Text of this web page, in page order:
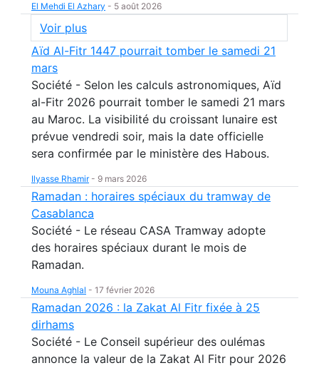
El Mehdi El Azhary - 5 août 2026
Voir plus
Aïd Al-Fitr 1447 pourrait tomber le samedi 21
mars
Société - Selon les calculs astronomiques, Aïd
al-Fitr 2026 pourrait tomber le samedi 21 mars
au Maroc. La visibilité du croissant lunaire est
prévue vendredi soir, mais la date officielle
sera confirmée par le ministère des Habous.
Ilyasse Rhamir- 9 mars 2026
Ramadan : horaires spéciaux du tramway de
Casablanca
Société - Le réseau CASA Tramway adopte
des horaires spéciaux durant le mois de
Ramadan.
Mouna Aghlal - 17 février 2026
Ramadan 2026 : la Zakat Al Fitr fixée à 25
dirhams
Société - Le Conseil supérieur des oulémas
annonce la valeur de la Zakat Al Fitr pour 2026